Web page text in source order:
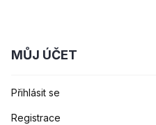
MŮJ ÚČET
Přihlásit se
Registrace